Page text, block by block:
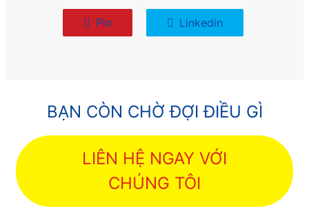
Pin Linkedin
BẠN CÒN CHỜ ĐỢI ĐIỀU GÌ
LIÊN HỆ NGAY VỚI
CHÚNG TÔI